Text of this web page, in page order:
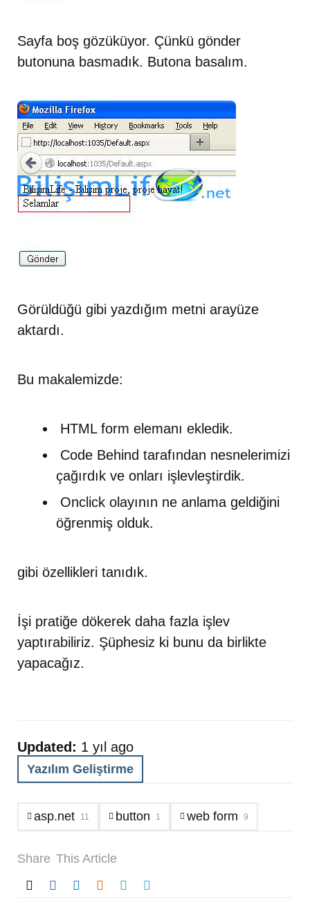
Sayfa boş gözüküyor. Çünkü gönder
butonuna basmadık. Butona basalım.
Görüldüğü gibi yazdığım metni arayüze
aktardı.
Bu makalemizde:
HTML form elemanı ekledik.
Code Behind tarafından nesnelerimizi
çağırdık ve onları işlevleştirdik.
Onclick olayının ne anlama geldiğini
öğrenmiş olduk.
gibi özellikleri tanıdık.
İşi pratiğe dökerek daha fazla işlev
yaptırabiliriz. Şüphesiz ki bunu da birlikte
yapacağız.
Updated: 1 yıl ago
Yazılım Geliştirme
asp.net 11 button 1 web form 9
Share This Article